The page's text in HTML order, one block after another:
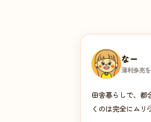
なー
薄利多売
田舎暮らしで、都
くのは完全にムリ